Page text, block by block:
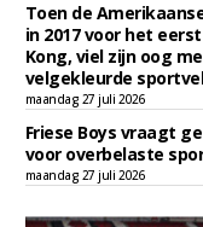
Toen de
in 2017 voor het
Kong, viel zijn oog
velgekleurde
maandag 27 juli 2026
Friese Boys vraagt
voor overbelaste
maandag 27 juli 2026